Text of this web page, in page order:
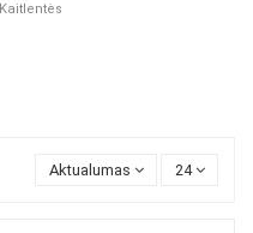
Kaitlentės
Aktualumas 24